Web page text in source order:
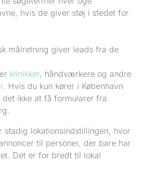
hvis de giver støj i stedet for
målretning giver leads fra de
klinikker, håndværkere og andre
. Hvis du kun kører i København
ikke at få formularer fra
stadig lokationsindstillingen, hvor
til personer, der bare har
Det er for bredt til lokal